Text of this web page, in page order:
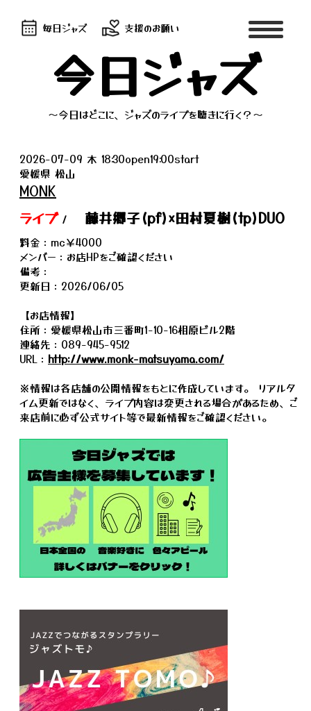
毎日ジャズ 支援のお願い
今日ジャズ
～今日はどこに、ジャズのライブを聴きに行く？～
2026-07-09 木 18:30open19:00start
愛媛県 松山
MONK
ライブ/ 藤井郷子(pf)×田村夏樹(tp)DUO
料金：mc￥4000
メンバー：お店HPをご確認ください
備考：
更新日：2026/06/05
【お店情報】
住所：愛媛県松山市三番町1-10-16相原ビル2階
連絡先：089-945-9512
URL： http://www.monk-matsuyama.com/
※情報は各店舗の公開情報をもとに作成しています。 リアルタ
イム更新ではなく、ライブ内容は変更される場合があるため、ご
来店前に必ず公式サイト等で最新情報をご確認ください。